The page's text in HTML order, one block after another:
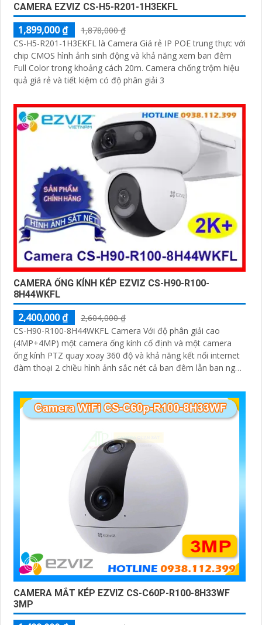
CAMERA EZVIZ CS-H5-R201-1H3EKFL
1,899,000 ₫
1,878,000 ₫
CS-H5-R201-1H3EKFL là Camera Giá rẻ IP POE trung thực với
chip CMOS hình ảnh sinh động và khả năng xem ban đêm
Full Color trong khoảng cách 20m. Camera chống trộm hiệu
quả giá rẻ và tiết kiệm có độ phân giải 3
CAMERA ỐNG KÍNH KÉP EZVIZ CS-H90-R100-
8H44WKFL
2,400,000 ₫
2,604,000 ₫
CS-H90-R100-8H44WKFL Camera Với độ phân giải cao
(4MP+4MP) một camera ống kính cố định và một camera
ống kính PTZ quay xoay 360 độ và khả năng kết nối internet
đàm thoại 2 chiều hình ảnh sắc nét cả ban đêm lẫn ban ngày
Camera an ninh không dây CS-H90-R100-8H44WKFL mang
đến sự an toàn và tiện lợi.
CAMERA MẮT KÉP EZVIZ CS-C60P-R100-8H33WF
3MP